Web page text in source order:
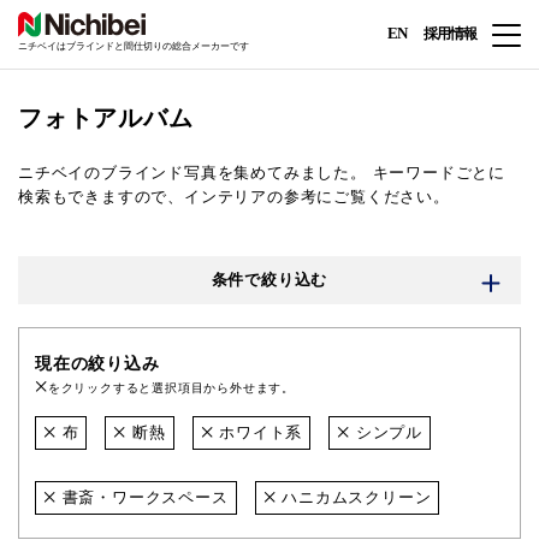
ニチベイはブラインドと間仕切りの総合メーカーです
EN 採用情報
フォトアルバム
ニチベイのブラインド写真を集めてみました。
キーワードごとに
検索もできますので、インテリアの参考にご覧ください。
条件で絞り込む
現在の絞り込み
をクリックすると選択項目から外せます。
布 断熱 ホワイト系 シンプル
書斎・ワークスペース ハニカムスクリーン